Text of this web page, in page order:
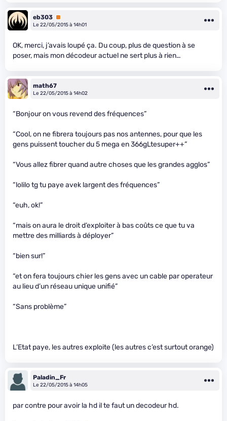
eb303 Premium
Le 22/05/2015 à 14h01
OK, merci, j’avais loupé ça. Du coup, plus de question à se
poser, mais mon décodeur actuel ne sert plus à rien…
math67
Le 22/05/2015 à 14h02
“Bonjour on vous revend des fréquences”
“Cool, on ne fibrera toujours pas nos antennes, pour que les
gens puissent toucher du 5 mega en 366gLtesuper++”
“Vous allez fibrer quand autre choses que les grandes agglos”
“lolilo tg tu paye avek largent des fréquences”
“euh, ok!”
“mais on aura le droit d’exploiter à bas coûts ce que tu va
mettre des milliards à déployer”
“bien sur!”
“et on fera toujours chier les gens avec un cable par operateur
au lieu d’un réseau unique unifié”
“Sans problème”
L’Etat paye, les autres exploite (les autres c’est surtout orange)
Paladin_Fr
Le 22/05/2015 à 14h05
par contre pour avoir la hd il te faut un decodeur hd.